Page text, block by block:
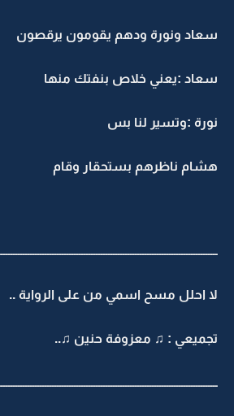
سعاد ونورة ودهم يقومون يرقصون
سعاد :يعني خلاص بنفتك منها
نورة :وتسير لنا بس
هشام ناظرهم بستحقار وقام
لا احلل مسح اسمي من على الرواية ..
تجميعي : ♫ معزوفة حنين ♫..